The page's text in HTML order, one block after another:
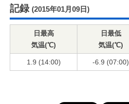
記録 (2015年01月09日)
日最高
気温(℃)
日最低
気温(℃)
1.9 (14:00) -6.9 (07:00)